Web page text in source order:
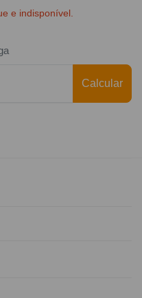
e indisponível.
Calcular